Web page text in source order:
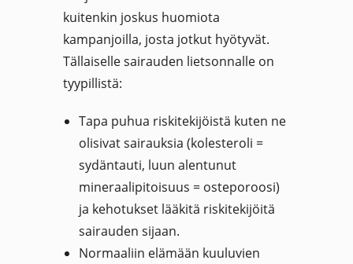
kuitenkin joskus huomiota
kampanjoilla, josta jotkut hyötyvät.
Tällaiselle sairauden lietsonnalle on
tyypillistä:
Tapa puhua riskitekijöistä kuten ne
olisivat sairauksia (kolesteroli =
sydäntauti, luun alentunut
mineraalipitoisuus = osteporoosi)
ja kehotukset lääkitä riskitekijöitä
sairauden sijaan.
Normaaliin elämään kuuluvien